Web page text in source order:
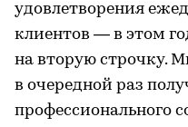
удовлетворения
клиентов — в этом
на вторую строчку.
в очередной раз
профессионального